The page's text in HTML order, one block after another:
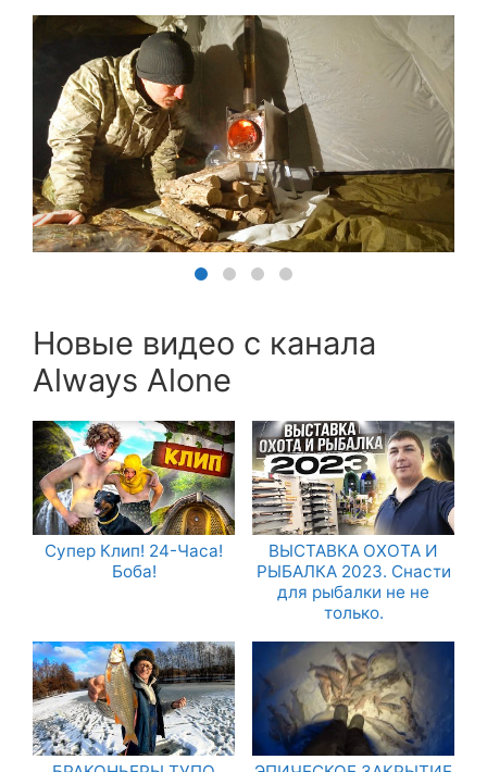
Новые видео с канала
Always Alone
Супер Клип! 24-Часа!
Боба!
ВЫСТАВКА ОХОТА И
РЫБАЛКА 2023. Снасти
для рыбалки не не
только.